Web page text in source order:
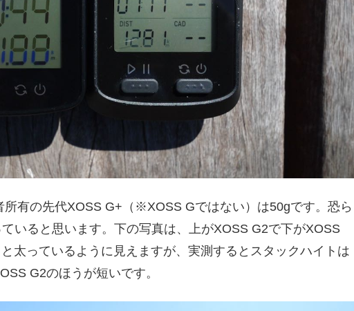
有の先代XOSS G+（※XOSS Gではない）は50gです。恐ら
いると思います。下の写真は、上がXOSS G2で下がXOSS
太っているように見えますが、実測するとスタックハイトは
G2のほうが短いです。